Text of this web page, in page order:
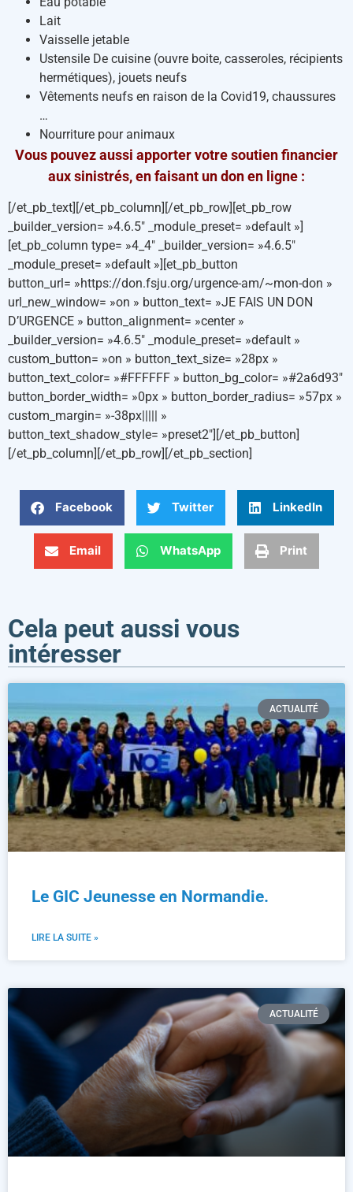
Lait
Vaisselle jetable
Ustensile De cuisine (ouvre boite, casseroles, récipients
hermétiques), jouets neufs
Vêtements neufs en raison de la Covid19, chaussures
…
Nourriture pour animaux
Vous pouvez aussi apporter votre soutien financier
aux sinistrés, en faisant un don en ligne :
[/et_pb_text][/et_pb_column][/et_pb_row][et_pb_row
_builder_version= »4.6.5″ _module_preset= »default »]
[et_pb_column type= »4_4″ _builder_version= »4.6.5″
_module_preset= »default »][et_pb_button
button_url= »https://don.fsju.org/urgence-am/~mon-don »
url_new_window= »on » button_text= »JE FAIS UN DON
D’URGENCE » button_alignment= »center »
_builder_version= »4.6.5″ _module_preset= »default »
custom_button= »on » button_text_size= »28px »
button_text_color= »#FFFFFF » button_bg_color= »#2a6d93″
button_border_width= »0px » button_border_radius= »57px »
custom_margin= »-38px||||| »
button_text_shadow_style= »preset2″][/et_pb_button]
[/et_pb_column][/et_pb_row][/et_pb_section]
Facebook Twitter LinkedIn
Email WhatsApp Print
Cela peut aussi vous
intéresser
ACTUALITÉ
Le GIC Jeunesse en Normandie.
LIRE LA SUITE »
ACTUALITÉ